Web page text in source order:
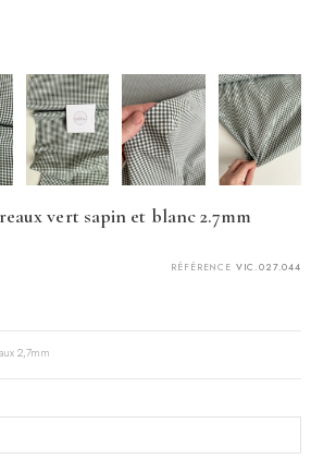
vert sapin et blanc 2.7mm
RÉFÉRENCE VIC.027.044
2,7mm